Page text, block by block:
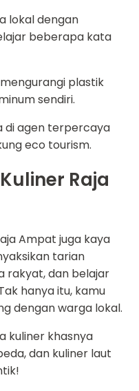
lokal dengan
beberapa kata
plastik
sendiri.
di agen terpercaya
eco tourism.
Raja
Ampat juga kaya
tarian
rakyat, dan belajar
hanya itu, kamu
dengan warga lokal.
kuliner khasnya
dan kuliner laut